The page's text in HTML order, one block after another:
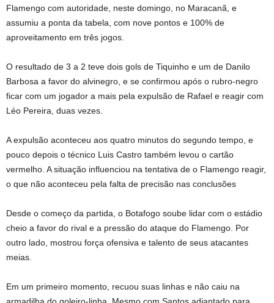
Flamengo com autoridade, neste domingo, no Maracanã, e
assumiu a ponta da tabela, com nove pontos e 100% de
aproveitamento em três jogos.
O resultado de 3 a 2 teve dois gols de Tiquinho e um de Danilo
Barbosa a favor do alvinegro, e se confirmou após o rubro-negro
ficar com um jogador a mais pela expulsão de Rafael e reagir com
Léo Pereira, duas vezes.
A expulsão aconteceu aos quatro minutos do segundo tempo, e
pouco depois o técnico Luis Castro também levou o cartão
vermelho. A situação influenciou na tentativa de o Flamengo reagir,
o que não aconteceu pela falta de precisão nas conclusões
Desde o começo da partida, o Botafogo soube lidar com o estádio
cheio a favor do rival e a pressão do ataque do Flamengo. Por
outro lado, mostrou força ofensiva e talento de seus atacantes
meias.
Em um primeiro momento, recuou suas linhas e não caiu na
armadilha do goleiro-linha. Mesmo com Santos adiantado para